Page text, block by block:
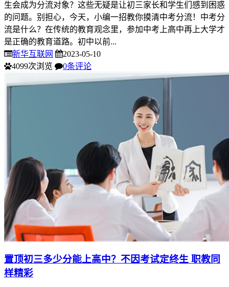
生会成为分流对象？这些无疑是让初三家长和学生们感到困惑
的问题。别担心，今天，小编一招教你摸清中考分流！中考分
流是什么？在传统的教育观念里，参加中考上高中再上大学才
是正确的教育道路。初中以前...
新华互联网
2023-05-10
4099次浏览
0条评论
置顶初三多少分能上高中？不因考试定终生 职教同
样精彩